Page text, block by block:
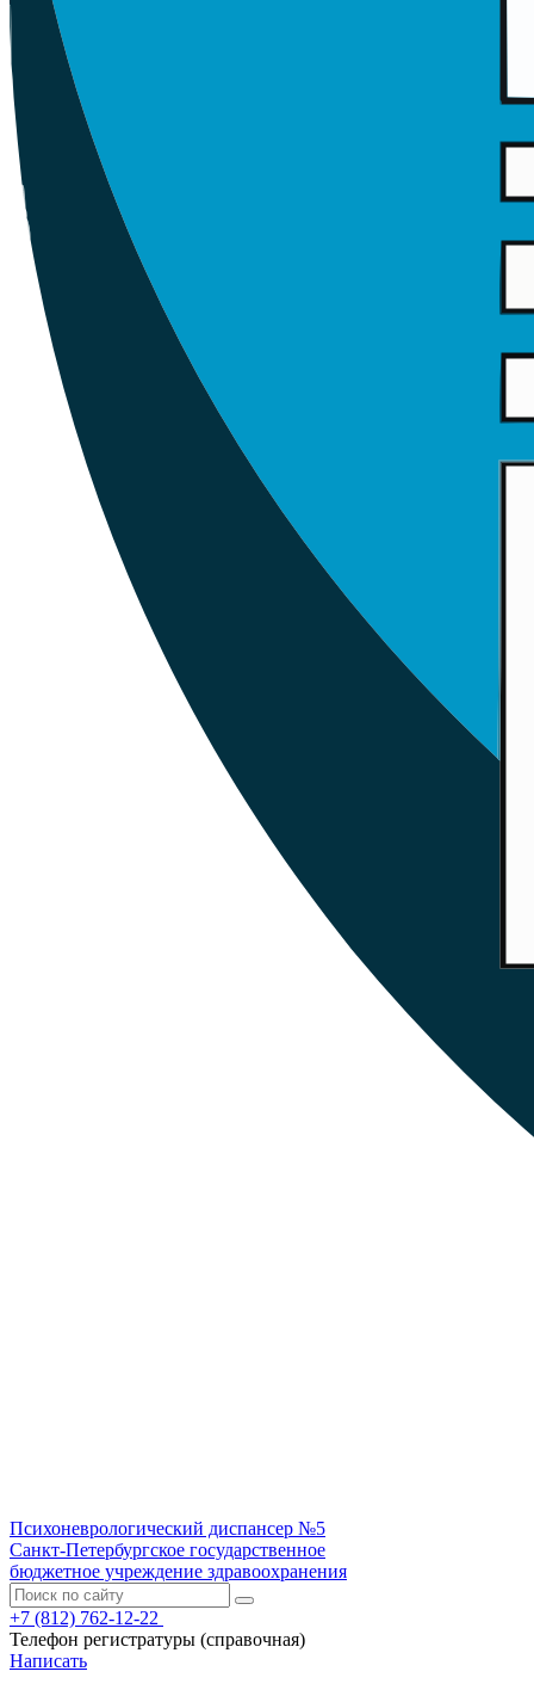
Психоневрологический диспансер №5
Санкт-Петербургское государственное
бюджетное учреждение здравоохранения
+7 (812) 762-12-22
Телефон регистратуры (справочная)
Написать